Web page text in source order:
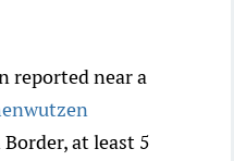
reported near a
at least 5